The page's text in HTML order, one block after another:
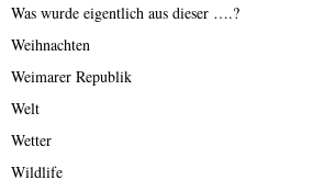
Was wurde eigentlich aus dieser ….?
Weihnachten
Weimarer Republik
Welt
Wetter
Wildlife